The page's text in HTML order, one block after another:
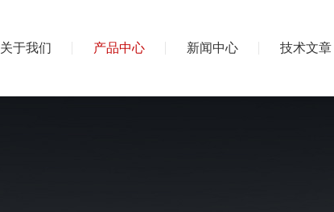
关于我们 产品中心 新闻中心 技术文章